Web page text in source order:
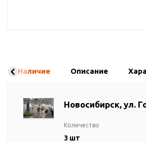
Наличие Описание
Новосибирск, ул.
Количество
3 шт